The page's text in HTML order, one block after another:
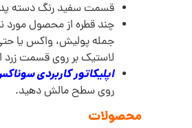
قسمت سفید رنگ دسته
چند قطره از محصول مورد
جمله پولیش، واکس یا
لاستیک بر روی قسمت زرد
اپلیکاتور کاربردی
روی سطح مالش دهید.
محصولات